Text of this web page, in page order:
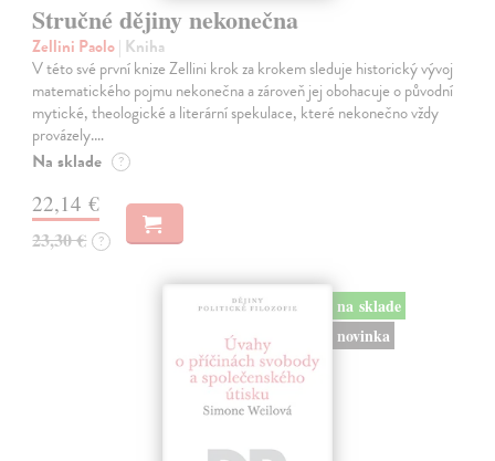
Stručné dějiny nekonečna
Zellini Paolo| Kniha
V této své první knize Zellini krok za krokem sleduje historický vývoj
matematického pojmu nekonečna a zároveň jej obohacuje o původní
mytické, theologické a literární spekulace, které nekonečno vždy
provázely.…
Na sklade ?
22,14 €
23,30 € ?
na sklade
novinka